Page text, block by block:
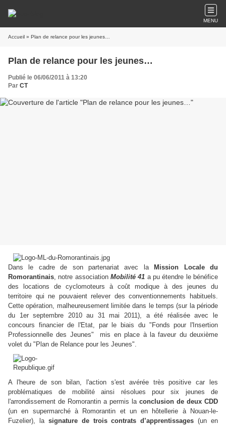
MENU
Accueil » Plan de relance pour les jeunes…
Plan de relance pour les jeunes…
Publié le 06/06/2011 à 13:20
Par CT
Dans le cadre de son partenariat avec la
Mission Locale du
Romorantinais, notre association Mobilité 41 a pu étendre le bénéfice
des locations de cyclomoteurs à coût modique à des jeunes du
territoire qui ne pouvaient relever des conventionnements habituels.
Cette opération, malheureusement limitée dans le temps (sur la période
du 1er septembre 2010 au 31 mai 2011), a été réalisée avec le
concours financier de l'Etat, par le biais du "Fonds pour l'Insertion
Professionnelle des Jeunes" mis en place à la faveur du deuxième
volet du "Plan de Relance pour les Jeunes".
A l'heure de son bilan, l'action s'est avérée très positive car les
problématiques de mobilité ainsi résolues pour six jeunes de
l'arrondissement de Romorantin a permis la conclusion de deux CDD
(un en supermarché à Romorantin et un en hôtellerie à Nouan-le-
Fuzelier), la signature de trois contrats d’apprentissages (un en